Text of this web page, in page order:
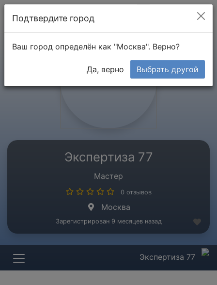
Экспертиза 77
Мастер
0 отзывов
Москва
Зарегистрирован 9 месяцев назад
Экспертиза 77
Подтвердите город
Ваш город определён как "Москва". Верно?
Да, верно Выбрать другой